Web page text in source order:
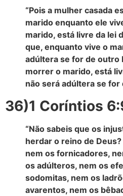
“Pois a mulher casada
marido enquanto ele
marido, está livre da lei
que, enquanto vive o
adúltera se for de outro
morrer o marido, está
não será adúltera se for
36)1 Coríntios
“Não sabeis que os
herdar o reino de
nem os fornicadores,
os adúlteros, nem os
sodomitas, nem os
avarentos, nem os